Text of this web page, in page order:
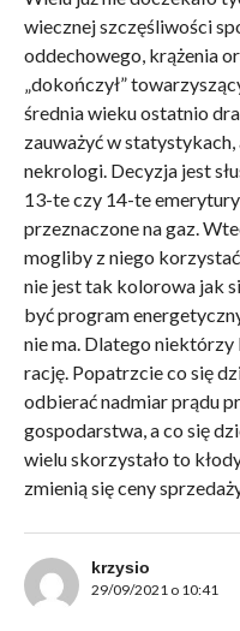
wiecznej szczęśliwości
oddechowego, krążenia
„dokończył”
średnia wieku ostatnio
zauważyć w
nekrologi. Decyzja jest
13-te czy 14-te
przeznaczone na gaz.
mogliby z niego
nie jest tak kolorowa jak
być program
nie ma. Dlatego
rację. Popatrzcie co się
odbierać nadmiar prądu
gospodarstwa, a co się
wielu skorzystało to
zmienią się ceny
krzysio
29/09/2021 o 10:41